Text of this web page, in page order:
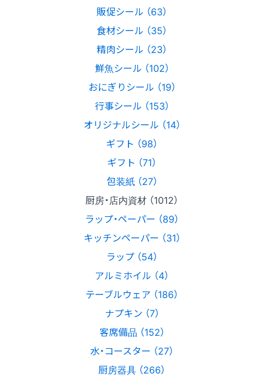
販促シール （63）
食材シール （35）
精肉シール （23）
鮮魚シール （102）
おにぎりシール （19）
行事シール （153）
オリジナルシール （14）
ギフト （98）
ギフト （71）
包装紙 （27）
厨房・店内資材 （1012）
ラップ・ペーパー （89）
キッチンペーパー （31）
ラップ （54）
アルミホイル （4）
テーブルウェア （186）
ナプキン （7）
客席備品 （152）
水・コースター （27）
厨房器具 （266）